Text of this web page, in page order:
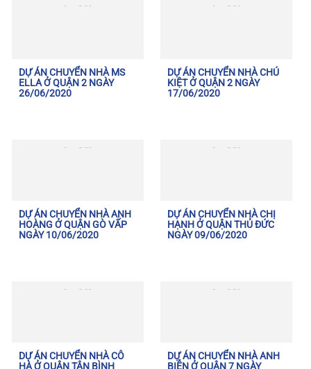
DỰ ÁN CHUYỂN NHÀ MS
ELLA Ở QUẬN 2 NGÀY
26/06/2020
DỰ ÁN CHUYỂN NHÀ CHÚ
KIỆT Ở QUẬN 2 NGÀY
17/06/2020
DỰ ÁN CHUYỂN NHÀ ANH
HOÀNG Ở QUẬN GÒ VẤP
NGÀY 10/06/2020
DỰ ÁN CHUYỂN NHÀ CHỊ
HẠNH Ở QUẬN THỦ ĐỨC
NGÀY 09/06/2020
DỰ ÁN CHUYỂN NHÀ CÔ
HÀ Ở QUẬN TÂN BÌNH
DỰ ÁN CHUYỂN NHÀ ANH
BIỄN Ở QUẬN 7 NGÀY